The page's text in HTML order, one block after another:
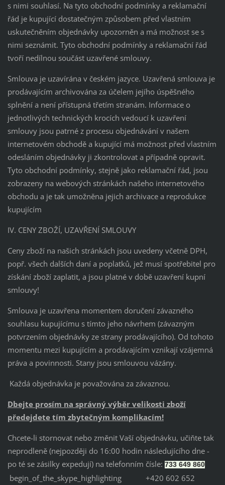
s nimi souhlasí. Na tyto obchodní podmínky a reklamační
řád je kupující dostatečným způsobem před vlastním
uskutečněním objednávky upozorněn a má možnost se s
nimi seznámit. Tyto obchodní podmínky a reklamační řád
tvoří nedílnou součást uzavřené smlouvy.
Smlouva je uzavírána v českém jazyce. Uzavřená smlouva je
prodávajícím archivována za účelem jejího úspěšného
splnění a není přístupná třetím stranám. Informace o
jednotlivých technických krocích vedoucí k uzavření
smlouvy jsou patrné z procesu objednávání v našem
internetovém obchodě a kupující má možnost před vlastním
odesláním objednávky ji zkontrolovat a případně opravit.
Tyto obchodní podmínky, stejně jako reklamační řád, jsou
zobrazeny na webových stránkách našeho internetového
obchodu a je tak umožněna jejich archivace a reprodukce
kupujícím
IV. CENY ZBOŽÍ, UZAVŘENÍ SMLOUVY
Ceny zboží na našich stránkách jsou uvedeny včetně DPH,
popř. všech dalších daní a poplatků, jež musí spotřebitel pro
získání zboží zaplatit, a jsou platné v době uzavření kupní
smlouvy!
Smlouva je uzavřena momentem doručení závazného
souhlasu kupujícímu s tímto jeho návrhem (závazným
potvrzením objednávky ze strany prodávajícího). Od tohoto
momentu mezi kupujícím a prodávajícím vznikají vzájemná
práva a povinnosti. Stany jsou smlouvou vázány.
Každá objednávka je považována za závaznou.
Dbejte prosím na správný výběr velikosti zboží
předejdete tím zbytečným komplikacím!
Chcete-li stornovat nebo změnit Vaší objednávku, učiňte tak
neprodleně (nejpozději do 16:00 hodin následujícího dne -
po té se zásilky expedují) na telefonním čísle: 733 649 860
begin_of_the_skype_highlighting +420 602 652